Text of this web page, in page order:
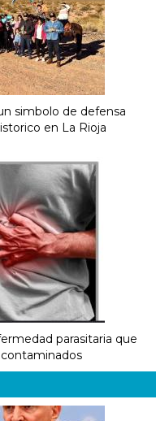
simbolo de defensa
en La Rioja
parasitaria que